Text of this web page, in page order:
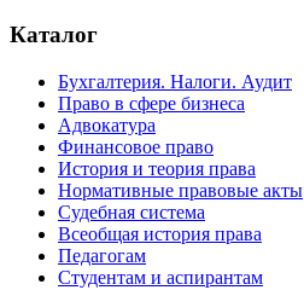
Каталог
Бухгалтерия. Налоги. Аудит
Право в сфере бизнеса
Адвокатура
Финансовое право
История и теория права
Нормативные правовые акты
Судебная система
Всеобщая история права
Педагогам
Студентам и аспирантам